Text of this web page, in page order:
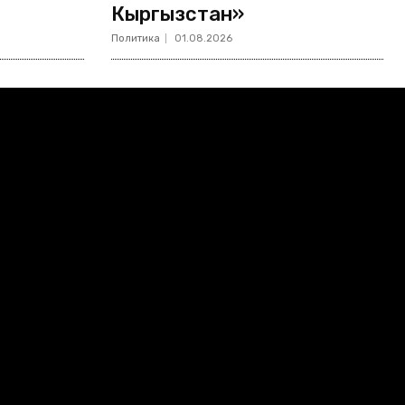
Кыргызстан»
Политика 01.08.2026